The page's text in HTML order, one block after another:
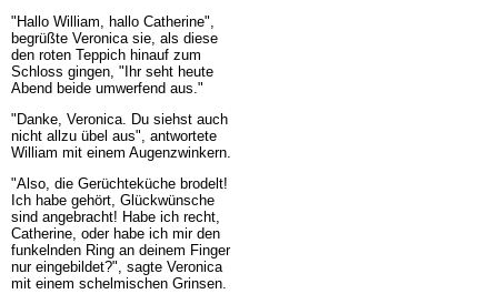
"Hallo William, hallo Catherine",
begrüßte Veronica sie, als diese
den roten Teppich hinauf zum
Schloss gingen, "Ihr seht heute
Abend beide umwerfend aus."
"Danke, Veronica. Du siehst auch
nicht allzu übel aus", antwortete
William mit einem Augenzwinkern.
"Also, die Gerüchteküche brodelt!
Ich habe gehört, Glückwünsche
sind angebracht! Habe ich recht,
Catherine, oder habe ich mir den
funkelnden Ring an deinem Finger
nur eingebildet?", sagte Veronica
mit einem schelmischen Grinsen.